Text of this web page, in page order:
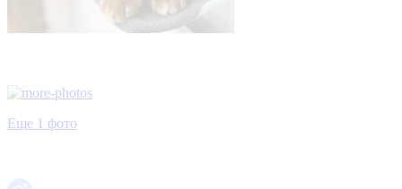
Еще 1 фото